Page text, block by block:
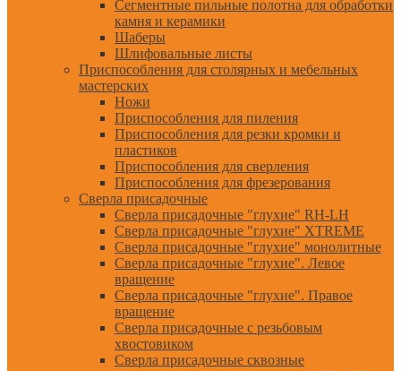
Сегментные пильные полотна для обработки
камня и керамики
Шаберы
Шлифовальные листы
Приспособления для столярных и мебельных
мастерских
Ножи
Приспособления для пиления
Приспособления для резки кромки и
пластиков
Приспособления для сверления
Приспособления для фрезерования
Сверла присадочные
Сверла присадочные "глухие" RH-LH
Сверла присадочные "глухие" XTREME
Сверла присадочные "глухие" монолитные
Сверла присадочные "глухие". Левое
вращение
Сверла присадочные "глухие". Правое
вращение
Сверла присадочные с резьбовым
хвостовиком
Сверла присадочные сквозные